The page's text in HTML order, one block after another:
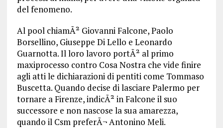
del fenomeno.
Al pool chiamÃ² Giovanni Falcone, Paolo
Borsellino, Giuseppe Di Lello e Leonardo
Guarnotta. Il loro lavoro portÃ² al primo
maxiprocesso contro Cosa Nostra che vide finire
agli atti le dichiarazioni di pentiti come Tommaso
Buscetta. Quando decise di lasciare Palermo per
tornare a Firenze, indicÃ² in Falcone il suo
successore e non nascose la sua amarezza,
quando il Csm preferÃ¬ Antonino Meli.